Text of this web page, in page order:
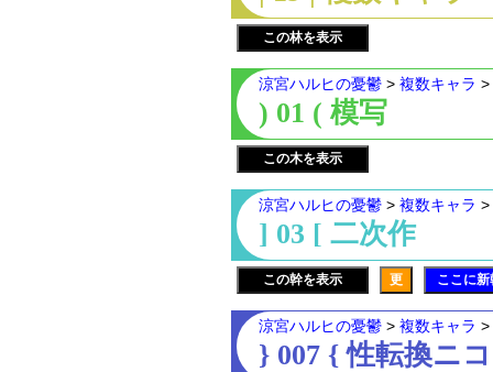
この林を表示
涼宮ハルヒの憂鬱 > 複数キャラ >
) 01 ( 模写
この木を表示
涼宮ハルヒの憂鬱 > 複数キャラ >
] 03 [ 二次作
この幹を表示 更 ここに
涼宮ハルヒの憂鬱 > 複数キャラ >
} 007 { 性転換ニ